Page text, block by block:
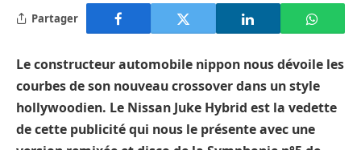
Partager
Le constructeur automobile nippon nous dévoile les
courbes de son nouveau crossover dans un style
hollywoodien. Le Nissan Juke Hybrid est la vedette
de cette publicité qui nous le présente avec une